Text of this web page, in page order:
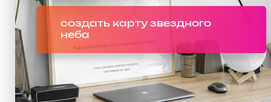
создать карту звездного
неба